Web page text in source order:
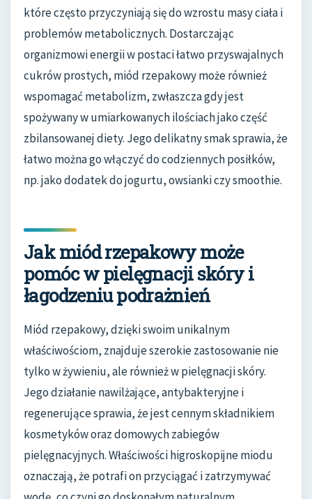
które często przyczyniają się do wzrostu masy ciała i
problemów metabolicznych. Dostarczając
organizmowi energii w postaci łatwo przyswajalnych
cukrów prostych, miód rzepakowy może również
wspomagać metabolizm, zwłaszcza gdy jest
spożywany w umiarkowanych ilościach jako część
zbilansowanej diety. Jego delikatny smak sprawia, że
łatwo można go włączyć do codziennych posiłków,
np. jako dodatek do jogurtu, owsianki czy smoothie.
Jak miód rzepakowy może
pomóc w pielęgnacji skóry i
łagodzeniu podrażnień
Miód rzepakowy, dzięki swoim unikalnym
właściwościom, znajduje szerokie zastosowanie nie
tylko w żywieniu, ale również w pielęgnacji skóry.
Jego działanie nawilżające, antybakteryjne i
regenerujące sprawia, że jest cennym składnikiem
kosmetyków oraz domowych zabiegów
pielęgnacyjnych. Właściwości higroskopijne miodu
oznaczają, że potrafi on przyciągać i zatrzymywać